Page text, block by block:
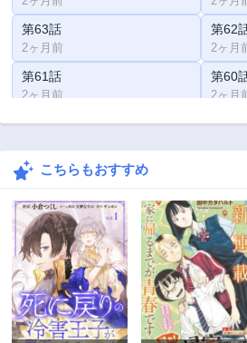
第63話
2ヶ月前
第62
2ヶ月
第61話
2ヶ月前
第60
2ヶ月
第59話 第58
第57話
第55話
2ヶ月前
第54
2ヶ月
第53話
3年前
第52
3年前
第51話
3年前
第50
3年前
こちらもおすすめ